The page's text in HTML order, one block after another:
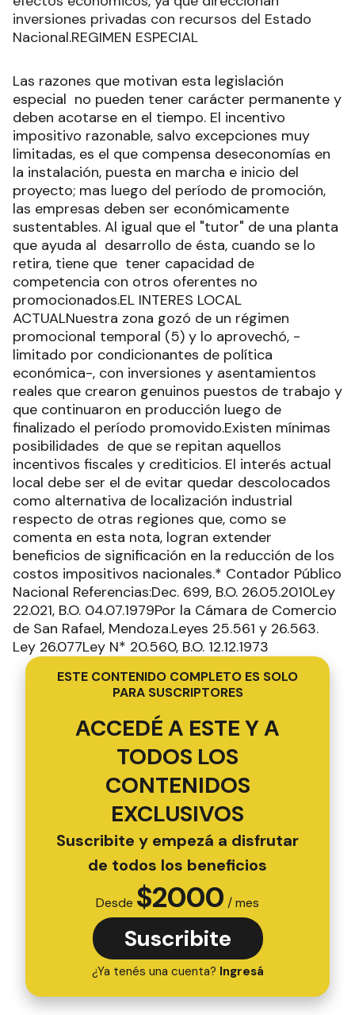
inversiones privadas con recursos del Estado
Nacional.REGIMEN ESPECIAL
Las razones que motivan esta legislación
especial no pueden tener carácter permanente y
deben acotarse en el tiempo. El incentivo
impositivo razonable, salvo excepciones muy
limitadas, es el que compensa deseconomías en
la instalación, puesta en marcha e inicio del
proyecto; mas luego del período de promoción,
las empresas deben ser económicamente
sustentables. Al igual que el "tutor" de una planta
que ayuda al desarrollo de ésta, cuando se lo
retira, tiene que tener capacidad de
competencia con otros oferentes no
promocionados.EL INTERES LOCAL
ACTUALNuestra zona gozó de un régimen
promocional temporal (5) y lo aprovechó, -
limitado por condicionantes de política
económica-, con inversiones y asentamientos
reales que crearon genuinos puestos de trabajo y
que continuaron en producción luego de
finalizado el período promovido.Existen mínimas
posibilidades de que se repitan aquellos
incentivos fiscales y crediticios. El interés actual
local debe ser el de evitar quedar descolocados
como alternativa de localización industrial
respecto de otras regiones que, como se
comenta en esta nota, logran extender
beneficios de significación en la reducción de los
costos impositivos nacionales.* Contador Público
Nacional Referencias:Dec. 699, B.O. 26.05.2010Ley
22.021, B.O. 04.07.1979Por la Cámara de Comercio
de San Rafael, Mendoza.Leyes 25.561 y 26.563.
Ley 26.077Ley N* 20.560, B.O. 12.12.1973
ESTE CONTENIDO COMPLETO ES SOLO
PARA SUSCRIPTORES
ACCEDÉ A ESTE Y A
TODOS LOS
CONTENIDOS
EXCLUSIVOS
Suscribite y empezá a disfrutar
de todos los beneficios
Desde $2000 / mes
Suscribite
¿Ya tenés una cuenta? Ingresá